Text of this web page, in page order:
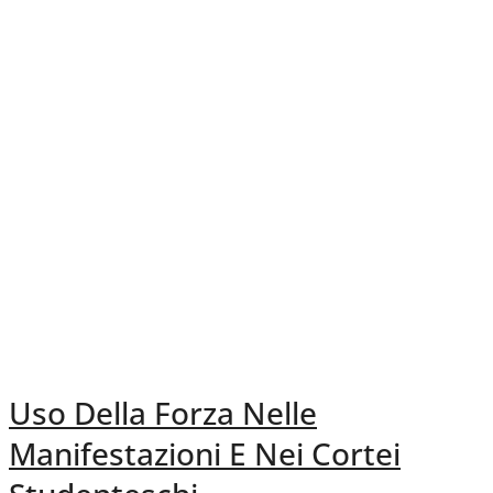
Uso Della Forza Nelle
Manifestazioni E Nei Cortei